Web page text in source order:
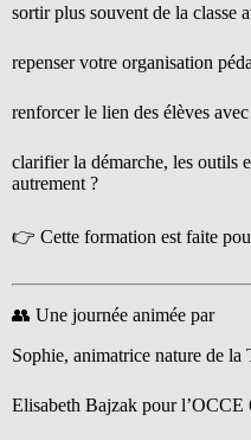
sortir plus souvent de la classe
repenser votre organisation
renforcer le lien des élèves
clarifier la démarche, les outils
autrement ?
👉 Cette formation est faite
👥 Une journée animée par
Sophie, animatrice nature de la
Elisabeth Bajzak pour l’OCCE